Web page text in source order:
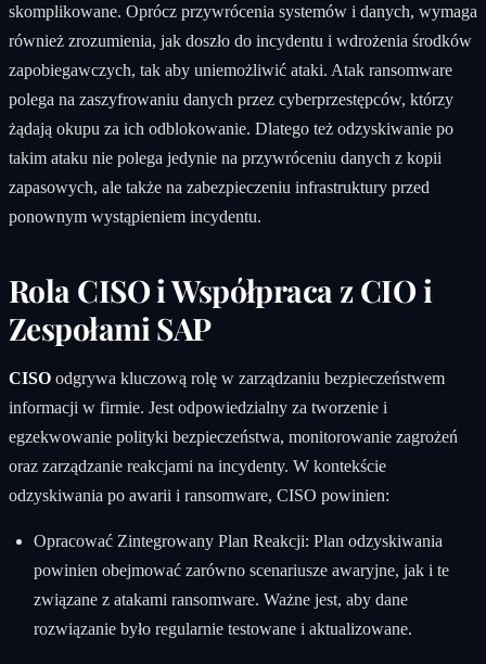
skomplikowane. Oprócz przywrócenia systemów i danych, wymaga
również zrozumienia, jak doszło do incydentu i wdrożenia środków
zapobiegawczych, tak aby uniemożliwić ataki. Atak ransomware
polega na zaszyfrowaniu danych przez cyberprzestępców, którzy
żądają okupu za ich odblokowanie. Dlatego też odzyskiwanie po
takim ataku nie polega jedynie na przywróceniu danych z kopii
zapasowych, ale także na zabezpieczeniu infrastruktury przed
ponownym wystąpieniem incydentu.
Rola CISO i Współpraca z CIO i
Zespołami SAP
CISO odgrywa kluczową rolę w zarządzaniu bezpieczeństwem
informacji w firmie. Jest odpowiedzialny za tworzenie i
egzekwowanie polityki bezpieczeństwa, monitorowanie zagrożeń
oraz zarządzanie reakcjami na incydenty. W kontekście
odzyskiwania po awarii i ransomware, CISO powinien:
Opracować Zintegrowany Plan Reakcji: Plan odzyskiwania
powinien obejmować zarówno scenariusze awaryjne, jak i te
związane z atakami ransomware. Ważne jest, aby dane
rozwiązanie było regularnie testowane i aktualizowane.